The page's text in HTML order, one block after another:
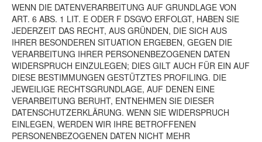
WENN DIE DATENVERARBEITUNG AUF GRUNDLAGE VON
ART. 6 ABS. 1 LIT. E ODER F DSGVO ERFOLGT, HABEN SIE
JEDERZEIT DAS RECHT, AUS GRÜNDEN, DIE SICH AUS
IHRER BESONDEREN SITUATION ERGEBEN, GEGEN DIE
VERARBEITUNG IHRER PERSONENBEZOGENEN DATEN
WIDERSPRUCH EINZULEGEN; DIES GILT AUCH FÜR EIN AUF
DIESE BESTIMMUNGEN GESTÜTZTES PROFILING. DIE
JEWEILIGE RECHTSGRUNDLAGE, AUF DENEN EINE
VERARBEITUNG BERUHT, ENTNEHMEN SIE DIESER
DATENSCHUTZERKLÄRUNG. WENN SIE WIDERSPRUCH
EINLEGEN, WERDEN WIR IHRE BETROFFENEN
PERSONENBEZOGENEN DATEN NICHT MEHR